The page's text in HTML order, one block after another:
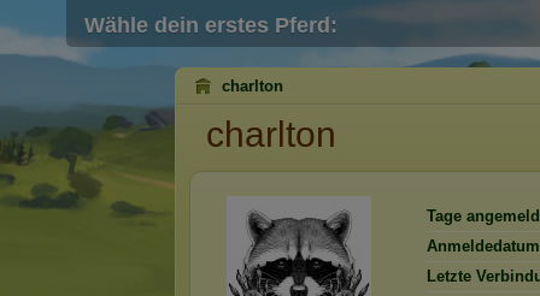
Wähle dein erstes Pferd:
charlton
charlton
Tage
Letzte